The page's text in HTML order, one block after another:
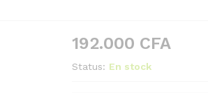
192.000 CFA
Status: En stock